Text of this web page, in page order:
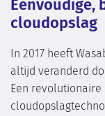
Eenvoudige,
cloudopslag
In 2017 heeft
altijd veranderd
Een